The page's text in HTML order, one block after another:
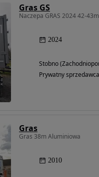
Gras GS
Naczepa GRAS 2024 42-
2024
Stobno
Prywatny
Gras
Gras 38m Aluminiowa
2010